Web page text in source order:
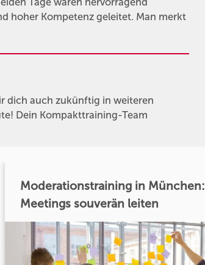
hoher Kompetenz geleitet. Man merkt
dich auch zukünftig in weiteren
Dein Kompakttraining-Team
Moderationstraining in München:
Meetings souverän leiten